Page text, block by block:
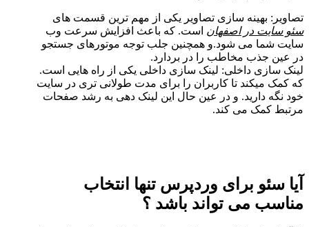
تصاویر: بهینه سازی تصاویر یکی از مهم ترین قسمت های
سئو سایت در اصفهان است. که باعث افزایش سرعت وب
سایت شما می شود.و همچنین جلب توجه موتورهای جستجو
در عین جذب مخاطب را در بردارد.
لینک سازی داخلی: لینک سازی داخلی یکی از راه هایی است.
که کمک میکند تا کاربران را برای مدت طولانی تری در سایت
خود نگه دارید. و در عین حال این لینک دهی به رشد صفحات
مرتبط کمک می کند.
آیا سئو برای وردپرس تنها انتخاب
مناسب می تواند باشد ؟